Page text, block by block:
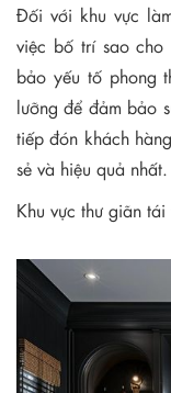
Đối với khu vực
việc bố trí sao
bảo yếu tố phong
lưỡng để đảm bảo
tiếp đón khách
sẻ và hiệu quả nhất.
Khu vực thư giãn